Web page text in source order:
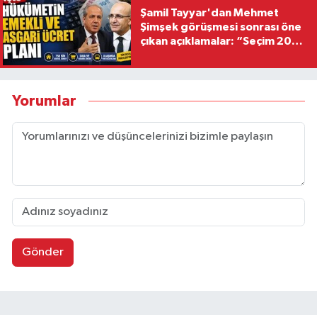
Şamil Tayyar'dan Mehmet
Şimşek görüşmesi sonrası öne
çıkan açıklamalar: “Seçim 2028
Yorumlar
Gönder